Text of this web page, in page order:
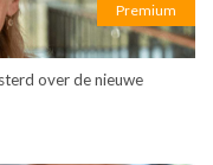
Premium
over de nieuwe